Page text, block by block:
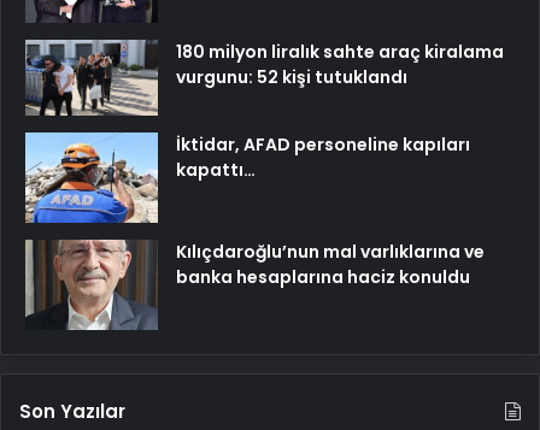
180 milyon liralık sahte araç kiralama
vurgunu: 52 kişi tutuklandı
İktidar, AFAD personeline kapıları
kapattı…
Kılıçdaroğlu’nun mal varlıklarına ve
banka hesaplarına haciz konuldu
Son Yazılar